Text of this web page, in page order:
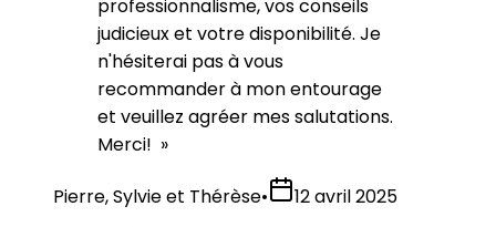
professionnalisme, vos conseils
judicieux et votre disponibilité. Je
n'hésiterai pas à vous
recommander à mon entourage
et veuillez agréer mes salutations.
Merci! »
Pierre, Sylvie et Thérèse•
12 avril 2025